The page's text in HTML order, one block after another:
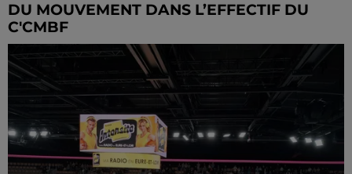
DU MOUVEMENT DANS L’EFFECTIF DU
C'CMBF